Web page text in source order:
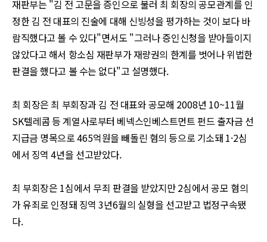
재판부는 "김 전 고문을 증인으로 불러 최 회장의 공모관계를 인
정한 김 전 대표의 진술에 대해 신빙성을 평가하는 것이 보다 바
람직했다고 볼 수 있다"면서도 "그러나 증인신청을 받아들이지
않았다고 해서 항소심 재판부가 재량권의 한계를 벗어나 위법한
판결을 했다고 볼 수는 없다"고 설명했다.
최 회장은 최 부회장과 김 전 대표와 공모해 2008년 10~11월
SK텔레콤 등 계열사로부터 베넥스인베스트먼트 펀드 출자금 선
지급금 명목으로465억원을 빼돌린 혐의 등으로 기소돼 1·2심
에서 징역4년을 선고받았다.
최 부회장은 1심에서 무죄 판결을 받았지만2심에서 공모 혐의
가 유죄로 인정돼 징역3년6월의 실형을 선고받고 법정구속됐
다.